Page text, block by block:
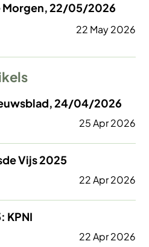
Morgen, 22/05/2026
22 May 2026
24/04/2026
25 Apr 2026
Vijs 2025
22 Apr 2026
KPNI
22 Apr 2026